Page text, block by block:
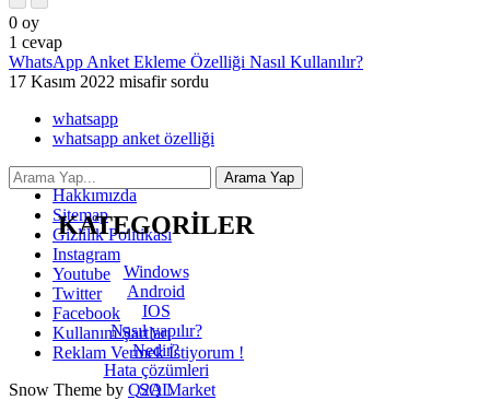
0 oy
1 cevap
WhatsApp Anket Ekleme Özelliği Nasıl Kullanılır?
17 Kasım 2022 misafir sordu
whatsapp
whatsapp anket özelliği
KATEGORİLER
Windows
Android
IOS
Nasıl yapılır?
Nedir?
Hata çözümleri
SQL
İletişim
Hakkımızda
Sitemap
Gizlilik Politikası
Instagram
Youtube
Twitter
Facebook
Kullanım Şartları
Reklam Vermek İstiyorum !
Snow Theme by Q2A Market